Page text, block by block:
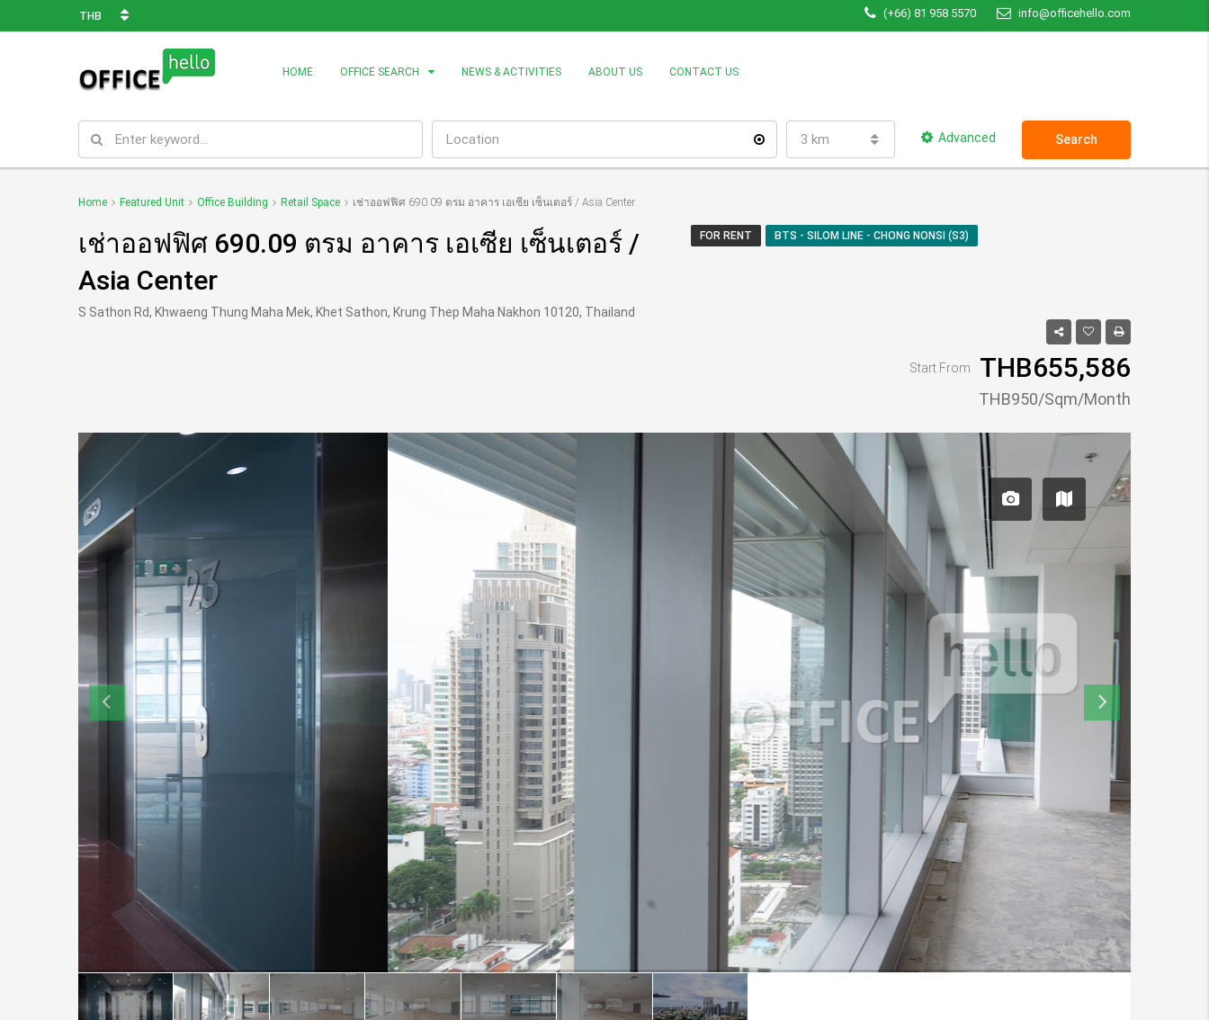
THB (+66) 81 958 5570 info@officehello.com
HOME OFFICE SEARCH NEWS & ACTIVITIES ABOUT US CONTACT US
3 km Advanced Search
Home Featured Unit Office Building Retail Space เช่าออฟฟิศ 690.09 ตรม อาคาร เอเซีย เซ็นเตอร์ / Asia Center
เช่าออฟฟิศ 690.09 ตรม อาคาร เอเซีย เซ็นเตอร์ /
Asia Center
FOR RENT BTS - SILOM LINE - CHONG NONSI (S3)
S Sathon Rd, Khwaeng Thung Maha Mek, Khet Sathon, Krung Thep Maha Nakhon 10120, Thailand
Start From THB655,586
THB950/Sqm/Month